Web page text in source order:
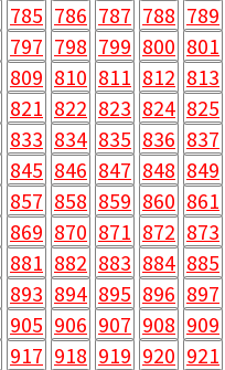
785 786 787 788 789
797 798 799 800 801
809 810 811 812 813
821 822 823 824 825
833 834 835 836 837
845 846 847 848 849
857 858 859 860 861
869 870 871 872 873
881 882 883 884 885
893 894 895 896 897
905 906 907 908 909
917 918 919 920 921